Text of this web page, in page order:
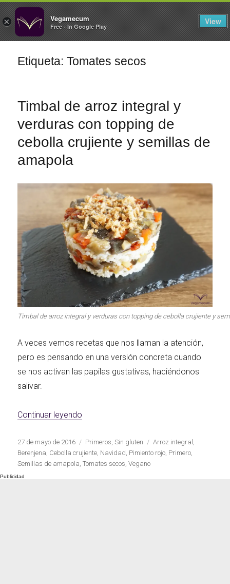
× Vegamecum
Free - In Google Play
View
FILTROS
Especial 'Al aire libre'
Cocina en Familia
Segundos
irresistibles
Los más completos
Las Hamburguesas
Los más dulces Carnes 2.0 Bella Italia
La salsa ideal
Cocina de invierno
Las mejores recetas
con calabaza
Etiqueta: Tomates secos
Timbal de arroz integral y
verduras con topping de
cebolla crujiente y semillas de
amapola
Timbal de arroz integral y verduras con topping de cebolla crujiente y
A veces vemos recetas que nos llaman la atención,
pero es pensando en una versión concreta cuando
se nos activan las papilas gustativas, haciéndonos
salivar.
Continuar leyendo
Publicado
el
27 de mayo de 2016 Categorías
Primeros,Sin gluten Etiquetas
Arroz integral ,
Berenjena, Cebolla crujiente, Navidad, Pimiento rojo, Primero,
Semillas de amapola,Tomates secos,Vegano